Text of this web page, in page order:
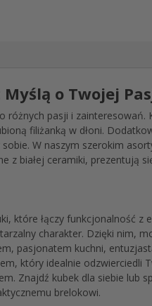
o Twojej
pasji i zainteresowań.
filiżanką w dłoni.
W naszym szerokim
z białej ceramiki, prezentują
które łączy funkcjonalność z
charakter. Dzięki nim,
pasjonatem kuchni,
który idealnie odzwierciedli
Znajdź kubek dla siebie lub
brelokowi.